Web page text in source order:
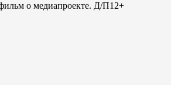
о медиапроекте. Д/П12+